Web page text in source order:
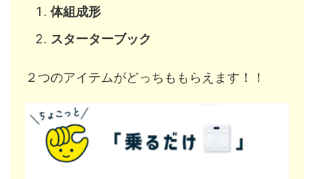
体組成形
スターターブック
２つのアイテムがどっちももらえます！！